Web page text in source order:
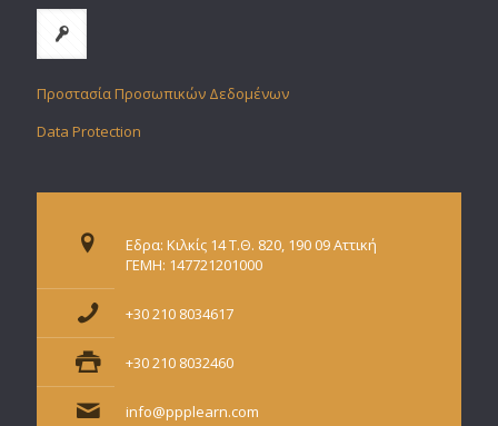
Προστασία Προσωπικών Δεδομένων
Data Protection
Εδρα: Κιλκίς 14 Τ.Θ. 820, 190 09 Αττική
ΓΕΜΗ: 147721201000
+30 210 8034617
+30 210 8032460
info@ppplearn.com